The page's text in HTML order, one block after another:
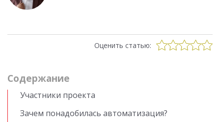
Оценить статью:
Cодержание
Участники проекта
Зачем понадобилась автоматизация?